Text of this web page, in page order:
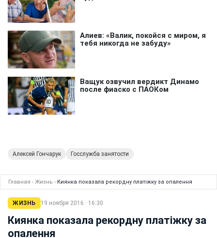
Алексей Гончарук Госслужба занятости
Главная › Жизнь › Киянка показала рекордну платіжку за опалення
ЖИЗНЬ 19 ноября 2016 · 16:30
Киянка показала рекордну платіжку за
опалення